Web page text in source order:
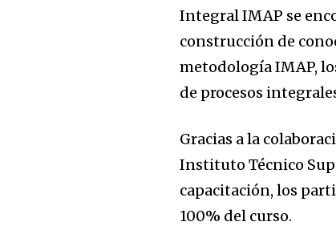
Integral IMAP se
construcción de
metodología IMAP,
de procesos
Gracias a la
Instituto Técnico
capacitación, los
100% del curso.